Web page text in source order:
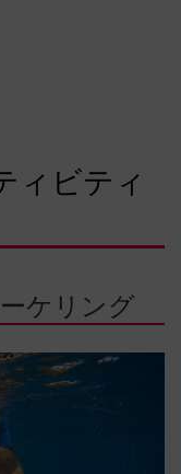
ィビティ
ケリング